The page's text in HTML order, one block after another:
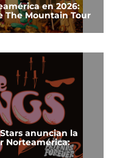
en 2026:
The Mountain Tour
anuncian la
Norteamérica: